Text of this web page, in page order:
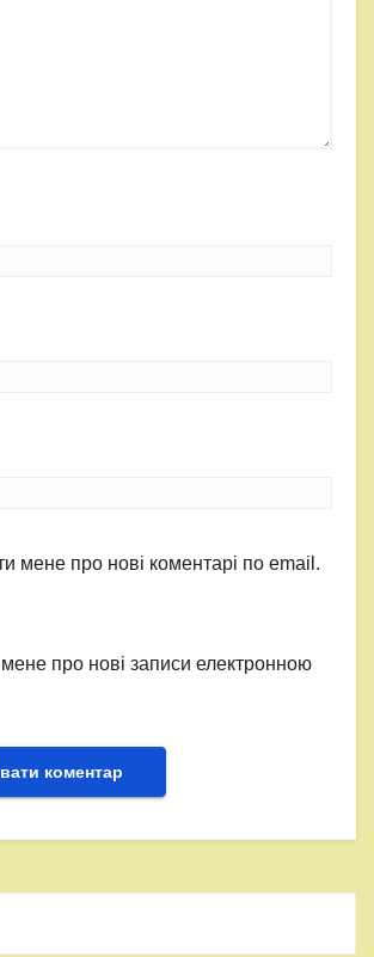
мене про нові коментарі по email.
про нові записи електронною